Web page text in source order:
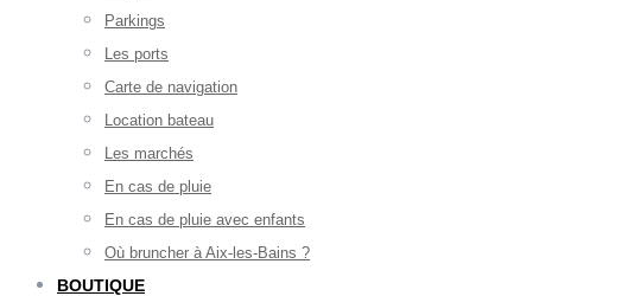
Parkings
Les ports
Carte de navigation
Location bateau
Les marchés
En cas de pluie
En cas de pluie avec enfants
Où bruncher à Aix-les-Bains ?
BOUTIQUE